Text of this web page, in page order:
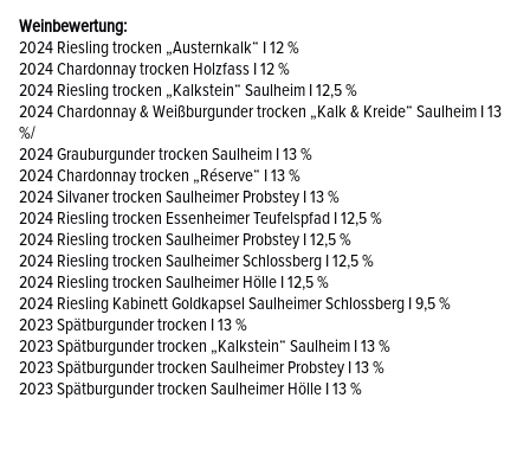
Weinbewertung:
2024 Riesling trocken „Austernkalk“ I 12 %
2024 Chardonnay trocken Holzfass I 12 %
2024 Riesling trocken „Kalkstein“ Saulheim I 12,5 %
2024 Chardonnay & Weißburgunder trocken „Kalk & Kreide“ Saulheim I 13
%/
2024 Grauburgunder trocken Saulheim I 13 %
2024 Chardonnay trocken „Réserve“ I 13 %
2024 Silvaner trocken Saulheimer Probstey I 13 %
2024 Riesling trocken Essenheimer Teufelspfad I 12,5 %
2024 Riesling trocken Saulheimer Probstey I 12,5 %
2024 Riesling trocken Saulheimer Schlossberg I 12,5 %
2024 Riesling trocken Saulheimer Hölle I 12,5 %
2024 Riesling Kabinett Goldkapsel Saulheimer Schlossberg I 9,5 %
2023 Spätburgunder trocken I 13 %
2023 Spätburgunder trocken „Kalkstein“ Saulheim I 13 %
2023 Spätburgunder trocken Saulheimer Probstey I 13 %
2023 Spätburgunder trocken Saulheimer Hölle I 13 %